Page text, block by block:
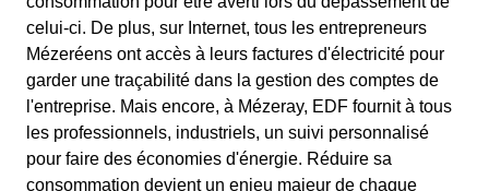
celui-ci. De plus, sur Internet, tous les entrepreneurs
Mézeréens ont accès à leurs factures d'électricité pour
garder une traçabilité dans la gestion des comptes de
l'entreprise. Mais encore, à Mézeray, EDF fournit à tous
les professionnels, industriels, un suivi personnalisé
pour faire des économies d'énergie. Réduire sa
consommation devient un enjeu majeur de chaque